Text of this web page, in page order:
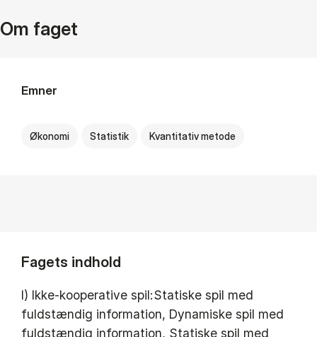
Om faget
Emner
Økonomi Statistik Kvantitativ metode
Fagets indhold
I) Ikke-kooperative spil:Statiske spil med
fuldstændig information, Dynamiske spil med
fuldstændig information, Statiske spil med